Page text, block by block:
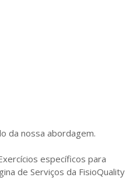
da nossa abordagem.
específicos para
de Serviços da FisioQuality